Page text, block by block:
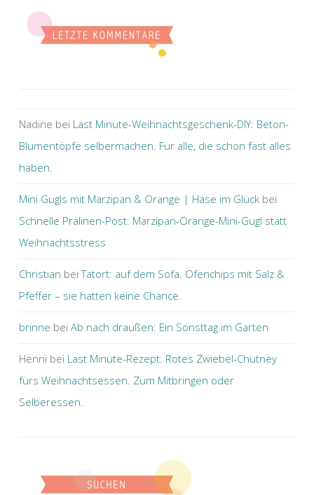
Nadine bei Last Minute-Weihnachtsgeschenk-DIY: Beton-
Blumentöpfe selbermachen. Für alle, die schon fast alles
haben.
Mini Gugls mit Marzipan & Orange | Hase im Glück bei
Schnelle Pralinen-Post: Marzipan-Orange-Mini-Gugl statt
Weihnachtsstress
Christian beiTatort: auf dem Sofa. Ofenchips mit Salz &
Pfeffer ­– sie hatten keine Chance.
brinne bei Ab nach draußen: Ein Sonsttag im Garten
Henni bei Last Minute-Rezept: Rotes Zwiebel-Chutney
fürs Weihnachtsessen. Zum Mitbringen oder
Selberessen.